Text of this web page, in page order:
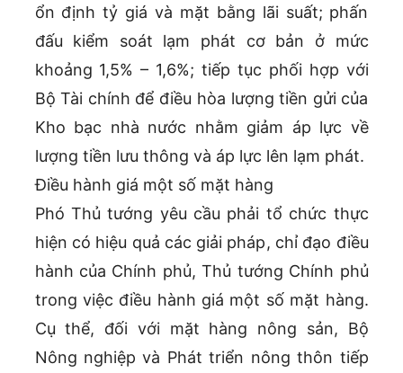
ổn định tỷ giá và mặt bằng lãi suất; phấn
đấu kiểm soát lạm phát cơ bản ở mức
khoảng 1,5% – 1,6%; tiếp tục phối hợp với
Bộ Tài chính để điều hòa lượng tiền gửi của
Kho bạc nhà nước nhằm giảm áp lực về
lượng tiền lưu thông và áp lực lên lạm phát.
Điều hành giá một số mặt hàng
Phó Thủ tướng yêu cầu phải tổ chức thực
hiện có hiệu quả các giải pháp, chỉ đạo điều
hành của Chính phủ, Thủ tướng Chính phủ
trong việc điều hành giá một số mặt hàng.
Cụ thể, đối với mặt hàng nông sản, Bộ
Nông nghiệp và Phát triển nông thôn tiếp